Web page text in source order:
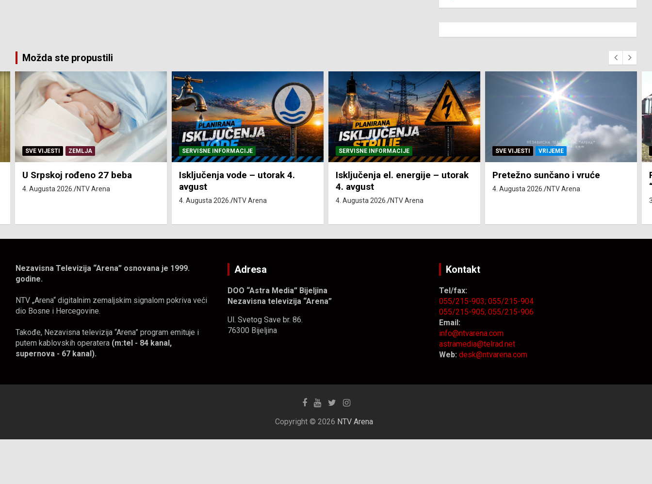
Možda ste propustili
SERVISNE INFORMACIJE
Isključenja vode – utorak 4.
avgust
SERVISNE INFORMACIJE
Isključenja el. energije – utorak
4. avgust
4. Augusta 2026. NTV Arena
SVE VIJESTI VRIJEME
Pretežno sunčano i vruće
4. Augusta 2026.
SVE VIJESTI ZEMLJA
Pravo na subvenciju za traktor
“Belarus” ostvarila 84 korisnika
Nezavisna Televizija “Arena” osnovana je 1999.
godine.
NTV „Arena“ digitalnim zemaljskim signalom pokriva veći
dio Bosne i Hercegovine.
Takođe, Nezavisna televizija “Arena” program emituje i
putem kablovskih operatera (m:tel - 84 kanal,
supernova - 67 kanal).
Adresa
DOO “Astra Media” Bijeljina
Nezavisna televizija “Arena”
Ul. Svetog Save br. 86.
76300 Bijeljina
Kontakt
Tel/fax:
055/215-903;055/215-904
055/215-905;055/215-906
Email:
info@ntvarena.com
astramedia@telrad.net
Web: desk@ntvarena.com
Copyright © 2026 NTV Arena